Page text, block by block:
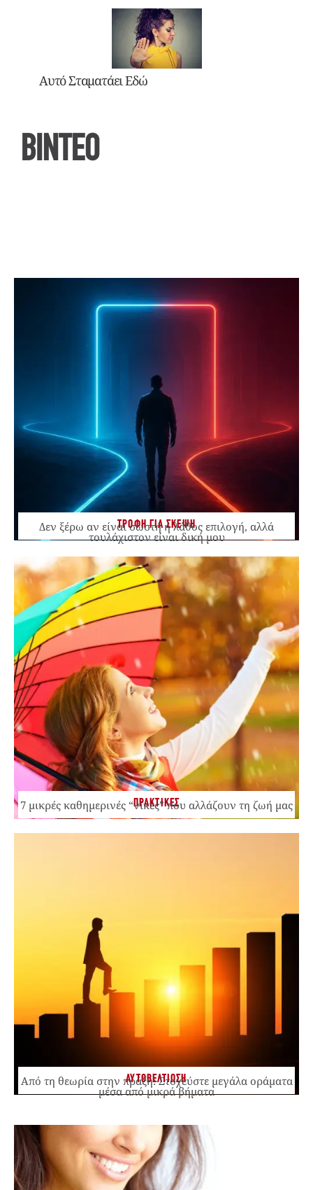
Αυτό Σταματάει Εδώ
ΒΙΝΤΕΟ
ΤΡΟΦΗ ΓΙΑ ΣΚΕΨΗ
Δεν ξέρω αν είναι σωστή ή λάθος επιλογή, αλλά
τουλάχιστον είναι δική μου
ΠΡΑΚΤΙΚΕΣ
7 μικρές καθημερινές “νίκες” που αλλάζουν τη ζωή μας
ΑΥΤΟΒΕΛΤΙΩΣΗ
Από τη θεωρία στην πράξη: Στοχεύστε μεγάλα οράματα
μέσα από μικρά βήματα